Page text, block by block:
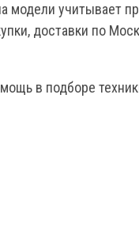
модели учитывает
доставки по
в подборе